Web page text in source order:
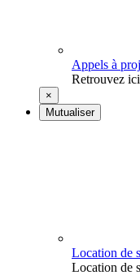
Appels à
Retrouvez
×
Mutualiser
Location de
Location de